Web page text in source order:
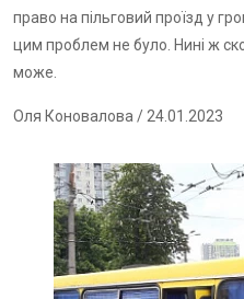
право на пільговий проїзд у
цим проблем не було. Нині ж
може.
Оля Коновалова / 24.01.2023